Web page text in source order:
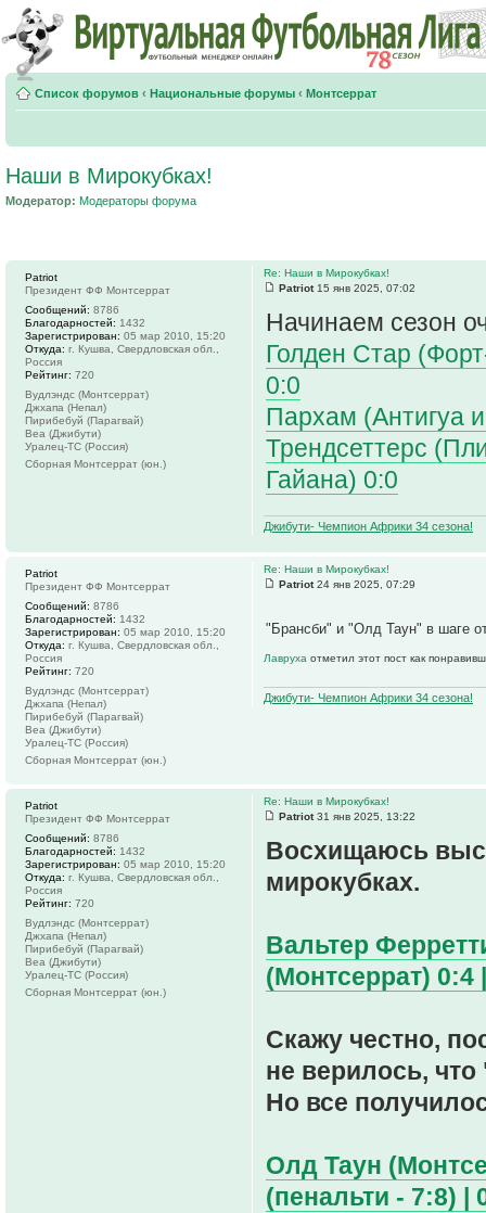
Список форумов ‹ Национальные форумы ‹ Монтсеррат
Наши в Мирокубках!
Модератор: Модераторы форума
Re: Наши в Мирокубках!
Patriot15 янв 2025, 07:02
Начинаем сезон
Голден Стар
0:0
Пархам (Антигуа
Трендсеттерс
Гайана) 0:0
Джибути- Чемпион Африки 34 сезона!
Patriot
Президент ФФ Монтсеррат
Сообщений: 8786
Благодарностей: 1432
Зарегистрирован: 05 мар 2010, 15:20
Откуда: г. Кушва, Свердловская обл.,
Россия
Рейтинг: 720
Вудлэндс (Монтсеррат)
Джхапа (Непал)
Пирибебуй (Парагвай)
Веа (Джибути)
Уралец-ТС (Россия)
Сборная Монтсеррат (юн.)
Re: Наши в Мирокубках!
Patriot24 янв 2025, 07:29
"Брансби" и "Олд Таун" в шаге
Лавруха отметил этот пост как
Джибути- Чемпион Африки 34 сезона!
Patriot
Президент ФФ Монтсеррат
Сообщений: 8786
Благодарностей: 1432
Зарегистрирован: 05 мар 2010, 15:20
Откуда: г. Кушва, Свердловская обл.,
Россия
Рейтинг: 720
Вудлэндс (Монтсеррат)
Джхапа (Непал)
Пирибебуй (Парагвай)
Веа (Джибути)
Уралец-ТС (Россия)
Сборная Монтсеррат (юн.)
Re: Наши в Мирокубках!
Patriot31 янв 2025, 13:22
Восхищаюсь
мирокубках.
Вальтер
(Монтсеррат) 0:4
Скажу честно,
не верилось,
Но все
Олд Таун
(пенальти - 7:8) |
Patriot
Президент ФФ Монтсеррат
Сообщений: 8786
Благодарностей: 1432
Зарегистрирован: 05 мар 2010, 15:20
Откуда: г. Кушва, Свердловская обл.,
Россия
Рейтинг: 720
Вудлэндс (Монтсеррат)
Джхапа (Непал)
Пирибебуй (Парагвай)
Веа (Джибути)
Уралец-ТС (Россия)
Сборная Монтсеррат (юн.)